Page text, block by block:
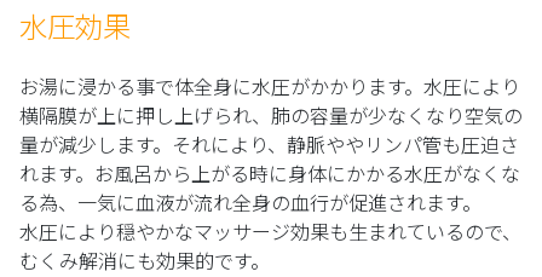
水圧効果
お湯に浸かる事で体全身に水圧がかかります。水圧により
横隔膜が上に押し上げられ、肺の容量が少なくなり空気の
量が減少します。それにより、静脈ややリンパ管も圧迫さ
れます。お風呂から上がる時に身体にかかる水圧がなくな
る為、一気に血液が流れ全身の血行が促進されます。
水圧により穏やかなマッサージ効果も生まれているので、
むくみ解消にも効果的です。